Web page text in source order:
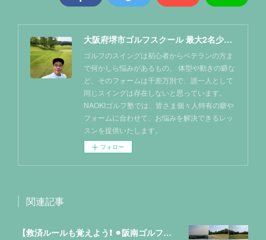
大阪府堺市ゴルフスクール 最大2名少人数レッスン NAOKIゴルフ塾
ゴルフのスイングは初心者からベテランの方ま
で何かしら悩みがあるもの。 体型や動きの癖な
ど、そのフォームは千差万別で、誰一人として
同じスイングは存在しないと思っています。
NAOKIゴルフ塾では、皆さま個々人特有の癖や
フォームに合わせて、お悩みを解決できるレッ
スンを提供いたします。
フォロー
関連記事
【救済ルールも覚えよう❗️ ⚫︎阪南ゴルフクラブ⛳️】